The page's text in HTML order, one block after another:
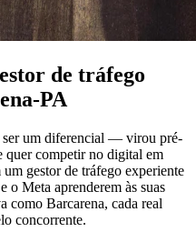
de tráfego
PA
ser um diferencial — virou pré-
quer competir no digital em
gestor de tráfego experiente
o Meta aprenderem às suas
como Barcarena, cada real
concorrente.